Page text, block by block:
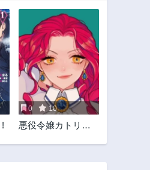
話
前
0 10
悪役令嬢カトリー